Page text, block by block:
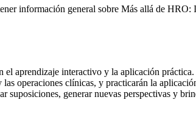
información general sobre Más allá de HRO:
aprendizaje interactivo y la aplicación
operaciones clínicas, y practicarán la
suposiciones, generar nuevas perspectivas y